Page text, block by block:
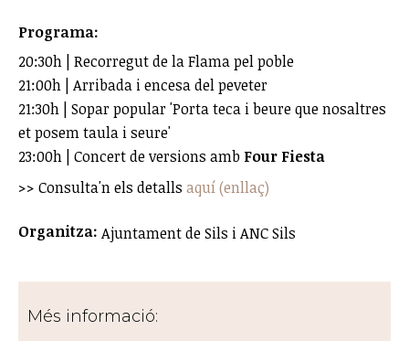
Programa:
20:30h | Recorregut de la Flama pel poble
21:00h | Arribada i encesa del peveter
21:30h | Sopar popular 'Porta teca i beure que nosaltres
et posem taula i seure'
23:00h | Concert de versions amb Four Fiesta
>> Consulta'n els detalls aquí (enllaç)
Organitza: Ajuntament de Sils i ANC Sils
Més informació: